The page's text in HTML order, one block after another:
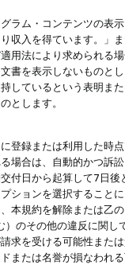
ラム・コンテンツの表
収入を得ています。」
用法により求められる
書を表示しないもの
しているという表明ま
とします。
登録または利用した時
場合は、自動的かつ訴
付日から起算して7日
ションを選択するこ
本規約を解除または乙
のその他の違反に関
求を受ける可能性また
または名誉が損なわれ